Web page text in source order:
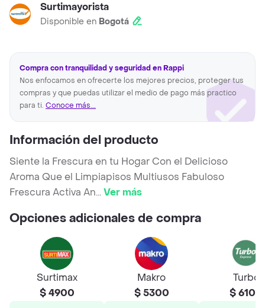
Surtimayorista
Disponible en Bogotá
Compra con tranquilidad y seguridad en Rappi
Nos enfocamos en ofrecerte los mejores precios, proteger tus
compras y que puedas utilizar el medio de pago más practico
para ti. Conoce más...
Información del producto
Siente la Frescura en tu Hogar Con el Delicioso
Aroma Que el Limpiapisos Multiusos Fabuloso
Frescura Activa An...Ver más
Opciones adicionales de compra
Surtimax
$ 4900
Makro
$ 5300
Turbo
$ 6100